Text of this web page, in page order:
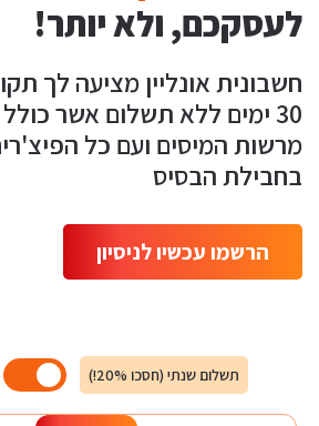
לעסקכם, ולא יותר!
חשבונית אונליין מציעה לך
30 ימים ללא תשלום אשר
מרשות המיסים ועם כל
בחבילת הבסיס
הרשמו עכשיו לניסיון
תשלום שנתי (חסכו 20%!)